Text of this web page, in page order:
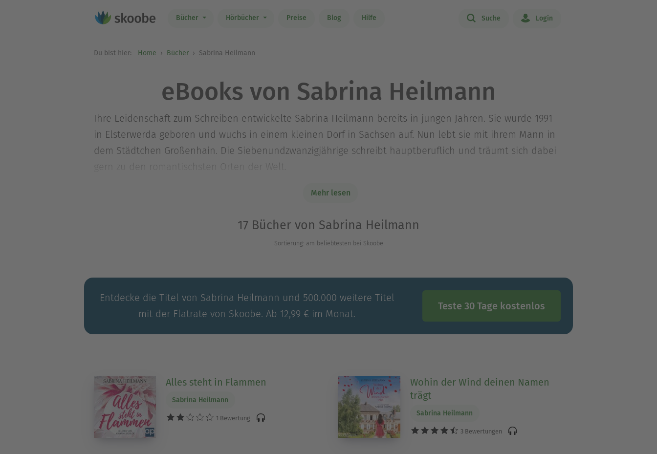
Bücher Hörbücher Preise Blog Hilfe Suche Login
Du bist hier: Home Bücher Sabrina Heilmann
eBooks von Sabrina Heilmann
Ihre Leidenschaft zum Schreiben entwickelte Sabrina Heilmann bereits in jungen Jahren. Sie wurde 1991
in Elsterwerda geboren und wuchs in einem kleinen Dorf in Sachsen auf. Nun lebt sie mit ihrem Mann in
dem Städtchen Großenhain. Die Siebenundzwanzigjährige schreibt hauptberuflich und träumt sich dabei
gern zu den romantischsten Orten der Welt.
Mehr lesen
17 Bücher von Sabrina Heilmann
Sortierung: am beliebtesten bei Skoobe
Entdecke die Titel von Sabrina Heilmann und 500.000 weitere Titel
mit der Flatrate von Skoobe. Ab 12,99 € im Monat.
Teste 30 Tage kostenlos
Alles steht in Flammen
Sabrina Heilmann
1 Bewertung
Wohin der Wind deinen Namen
trägt
Sabrina Heilmann
3 Bewertungen